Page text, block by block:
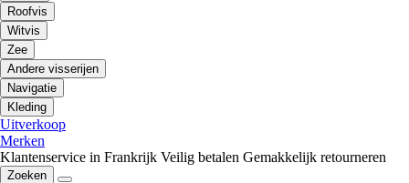
Roofvis
Witvis
Zee
Andere visserijen
Navigatie
Kleding
Uitverkoop
Merken
Klantenservice in Frankrijk Veilig betalen Gemakkelijk retourneren
Zoeken